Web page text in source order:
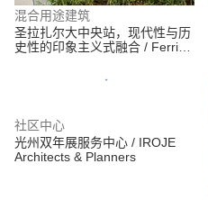
混合用途建筑
圣拉扎尔大中央站，现代性与历
史性的印象主义式融合 / Ferrier
社区中心
光州双年展服务中心 / IROJE
Architects & Planners